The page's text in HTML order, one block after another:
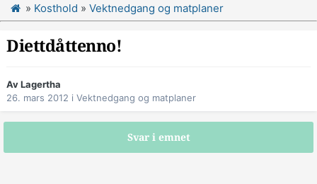
» Kosthold » Vektnedgang og matplaner
Diettdåttenno!
AvLagertha
26. mars 2012 i Vektnedgang og matplaner
Svar i emnet